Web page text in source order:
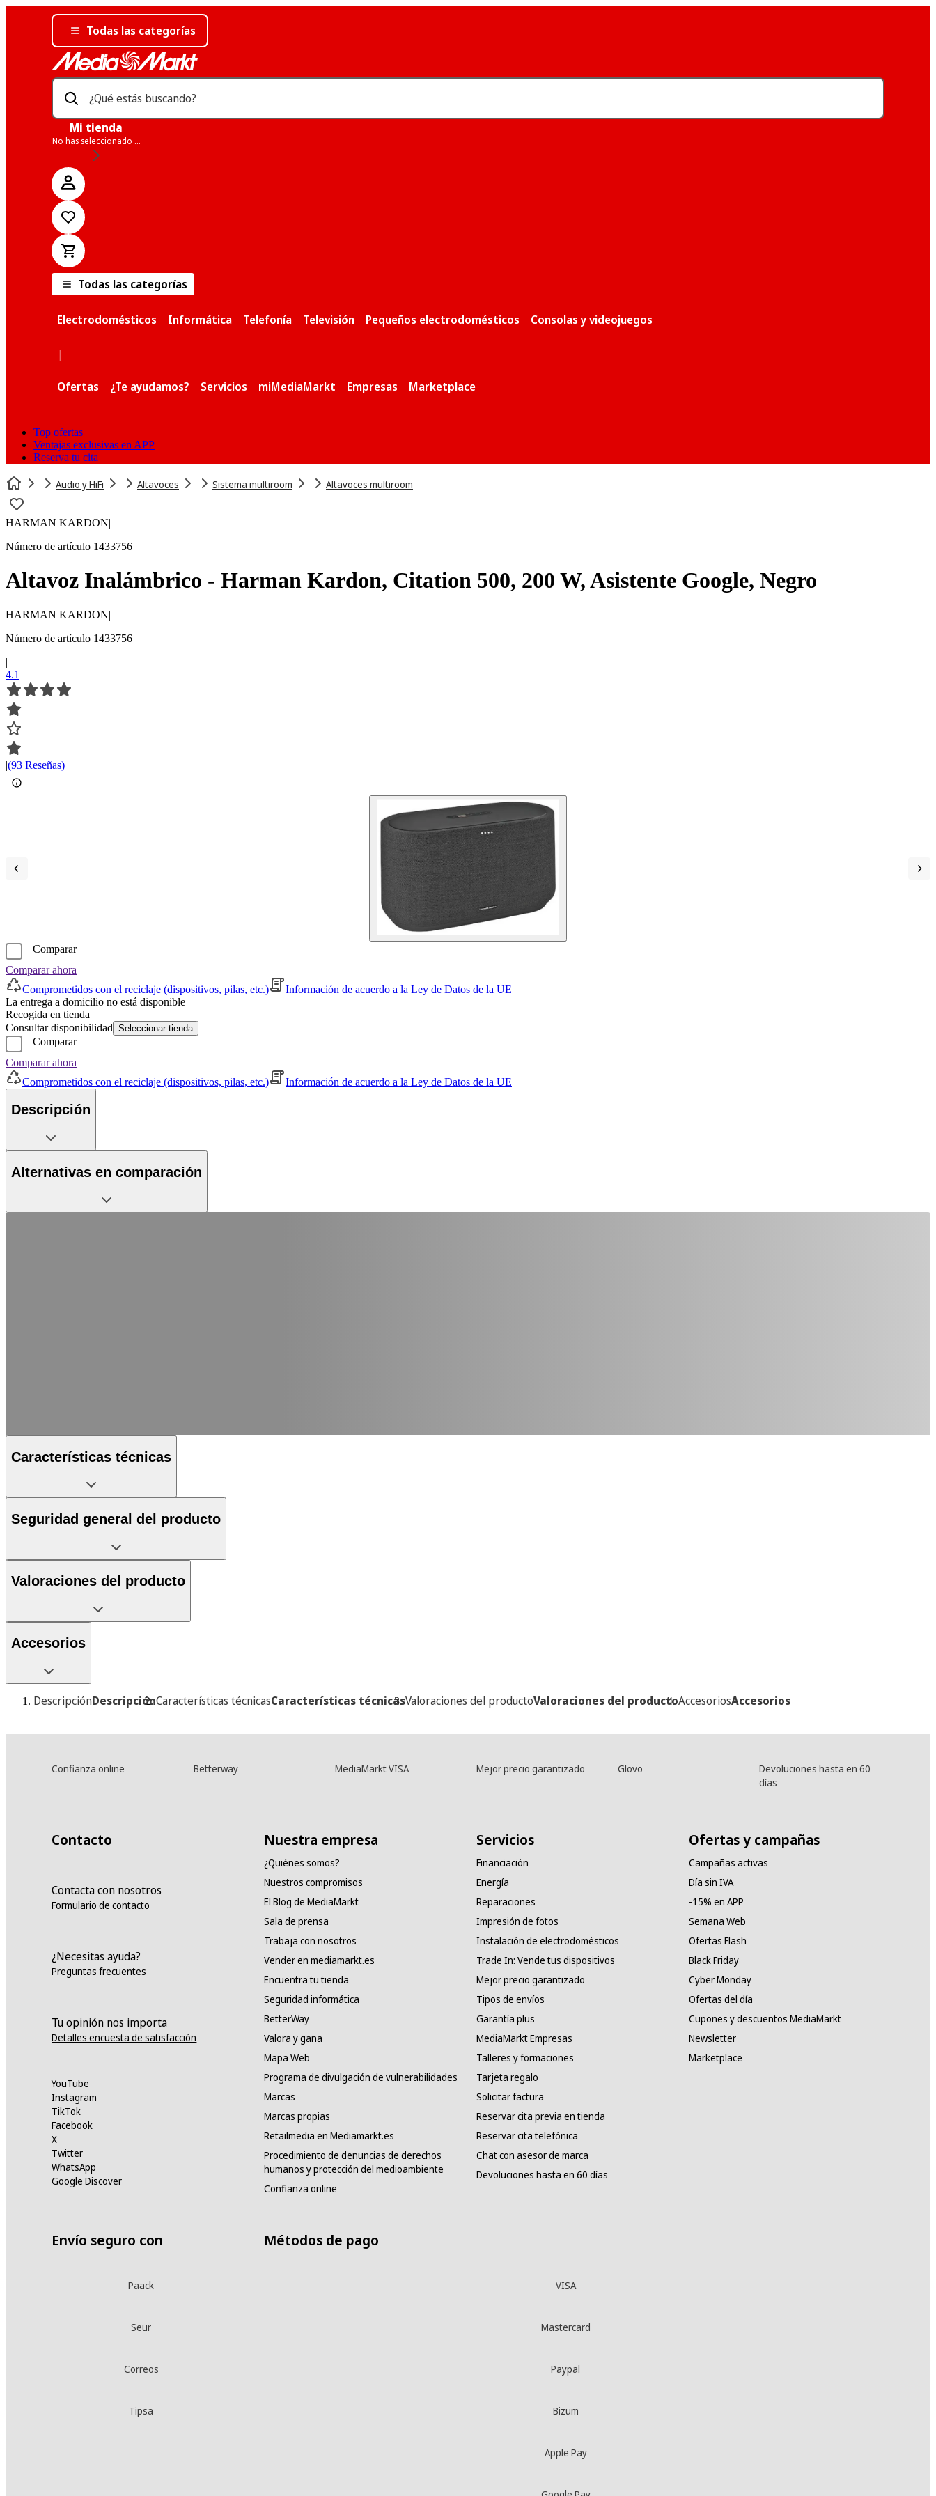
Todas las categorías
¿Qué estás buscando?
Mi tienda
No has seleccionado una tienda
Todas las categorías
Electrodomésticos Informática Telefonía Televisión Pequeños electrodomésticos Consolas y videojuegos
|
Ofertas ¿Te ayudamos? Servicios miMediaMarkt Empresas Marketplace
Top ofertas
Ventajas exclusivas en APP
Reserva tu cita
Audio y HiFi Altavoces Sistema multiroom Altavoces multiroom
HARMAN KARDON|
Número de artículo 1433756
Altavoz Inalámbrico - Harman Kardon, Citation 500, 200 W, Asistente Google, Negro
HARMAN KARDON|
Número de artículo 1433756
|
4.1
|(93 Reseñas)
Comparar
Comparar ahora
Comprometidos con el reciclaje (dispositivos, pilas, etc.)
Información de acuerdo a la Ley de Datos de la UE
La entrega a domicilio no está disponible
Recogida en tienda
Consultar disponibilidad Seleccionar tienda
Comparar
Comparar ahora
Comprometidos con el reciclaje (dispositivos, pilas, etc.)
Información de acuerdo a la Ley de Datos de la UE
Descripción
Alternativas en comparación
Características técnicas
Seguridad general del producto
Valoraciones del producto
Accesorios
DescripciónDescripciónCaracterísticas técnicasCaracterísticas técnicasValoraciones del productoValoraciones del productoAccesoriosAccesorios
Confianza online Betterway MediaMarkt VISA Mejor precio garantizado Glovo
Devoluciones hasta en 60
días
Contacto
Contacta con nosotros
Formulario de contacto
¿Necesitas ayuda?
Preguntas frecuentes
Tu opinión nos importa
Detalles encuesta de satisfacción
YouTube
Instagram
TikTok
Facebook
X
Twitter
WhatsApp
Google Discover
Nuestra empresa
¿Quiénes somos?
Nuestros compromisos
El Blog de MediaMarkt
Sala de prensa
Trabaja con nosotros
Vender en mediamarkt.es
Encuentra tu tienda
Seguridad informática
BetterWay
Valora y gana
Mapa Web
Programa de divulgación de vulnerabilidades
Marcas
Marcas propias
Retailmedia en Mediamarkt.es
Procedimiento de denuncias de derechos
humanos y protección del medioambiente
Confianza online
Servicios
Financiación
Energía
Reparaciones
Impresión de fotos
Instalación de electrodomésticos
Trade In: Vende tus dispositivos
Mejor precio garantizado
Tipos de envíos
Garantía plus
MediaMarkt Empresas
Talleres y formaciones
Tarjeta regalo
Solicitar factura
Reservar cita previa en tienda
Reservar cita telefónica
Chat con asesor de marca
Devoluciones hasta en 60 días
Ofertas y campañas
Campañas activas
Día sin IVA
-15% en APP
Semana Web
Ofertas Flash
Black Friday
Cyber Monday
Ofertas del día
Cupones y descuentos MediaMarkt
Newsletter
Marketplace
Envío seguro con
Paack
Seur
Correos
Tipsa
Métodos de pago
VISA
Mastercard
Paypal
Bizum
Apple Pay